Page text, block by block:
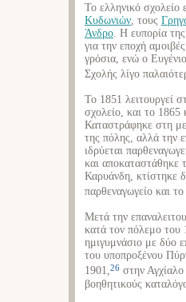
Το ελληνικό
Κυδωνιών , τους
Άνδρο . Η ευπορία
για την εποχή
γρόσια, ενώ ο
Σχολής λίγο
Το 1851 λειτουργεί
σχολείο, και το 1865
Καταστράφηκε στη
της πόλης, αλλά την
ιδρύεται
και αποκαταστάθηκε
Καρυάνδη, κτίστηκε
παρθεναγωγείο και
Μετά την
κατά τον πόλεμο του
ημιγυμνάσιο με δύο
του υποπροξένου
1901,26 στην
βοηθητικούς